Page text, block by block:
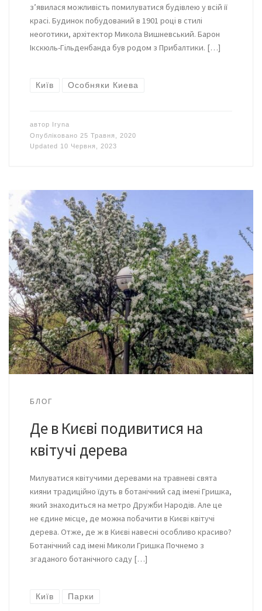
з’явилася можливість помилуватися будівлею у всій її
красі. Будинок побудований в 1901 році в стилі
неоготики, архітектор Микола Вишневський. Барон
Ікскюль-Гільденбанда був родом з Прибалтики. […]
Київ Особняки Киева
автор Iryna
Опубліковано 25 Травня, 2020
Updated 10 Червня, 2023
БЛОГ
Де в Києві подивитися на
квітучі дерева
Милуватися квітучими деревами на травневі свята
кияни традиційно їдуть в ботанічний сад імені Гришка,
який знаходиться на метро Дружби Народів. Але це
не єдине місце, де можна побачити в Києві квітучі
дерева. Отже, де ж в Києві навесні особливо красиво?
Ботанічний сад імені Миколи Гришка Почнемо з
згаданого ботанічного саду […]
Київ Парки